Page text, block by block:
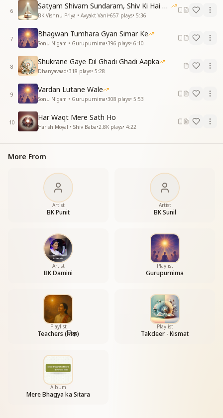
ज्ञान की मुरली मन मधुबन में प्रभु ने ऐसी बाची
देह और दुनियां सब कुछ भूली गोप गोपियां नाची
ज्ञान की मुरली मन मधुबन में प्रभु ने ऐसी बाची
देह और दुनियां सब कुछ भूली गोप गोपियां नाची
प्रेम छाछ पर नाचते वो जहां नचाते है
प्रेम छाछ पर नाचते वो जहां नचाते है
अजब नशा है गजब खुशी बेहद हर्षाते है
अजब नशा है गजब खुशी बेहद हर्षाते है
अगम अगोचर कहते जिसे हम सामने पाते है
अगम अगोचर कहते जिसे हम सामने पाते है
अजब नशा है गजब खुशी बेहद हर्षाते है
अजब नशा है गजब खुशी बेहद हर्षाते है
हम कितने भाग्यवान हैं
6
Satyam Shivam Sundaram, Shiv Ki Hai Hum Santan 09-11-2025
BK Vishnu Priya • Avyakt Vani•657 plays• 5:36
7
Bhagwan Tumhara Gyan Simar Ke
Sonu Nigam • Gurupurnima•396 plays• 6:10
8
Shukrane Gaye Dil Ghadi Ghadi Aapka
Dhanyavaad•318 plays• 5:28
9
Vardan Lutane Wale
Sonu Nigam • Gurupurnima•308 plays• 5:53
10
Har Waqt Mere Sath Ho
Harish Moyal • Shiv Baba•2.8K plays• 4:22
More From
Artist
BK Punit
Artist
BK Sunil
Artist
BK Damini
Playlist
Gurupurnima
Playlist
Teachers (शिक्षक)
Playlist
Takdeer - Kismat
Album
Mere Bhagya ka Sitara